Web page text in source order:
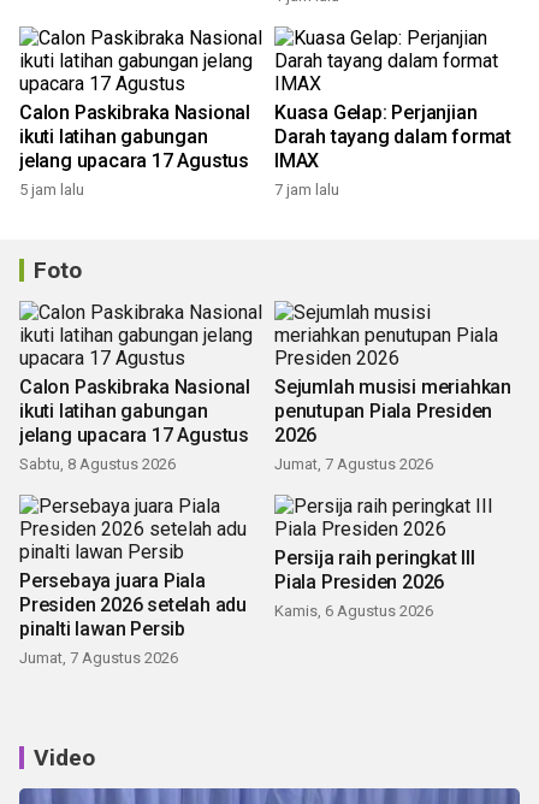
Calon Paskibraka Nasional
ikuti latihan gabungan
jelang upacara 17 Agustus
5 jam lalu
Kuasa Gelap: Perjanjian
Darah tayang dalam format
IMAX
7 jam lalu
Foto
Calon Paskibraka Nasional
ikuti latihan gabungan
jelang upacara 17 Agustus
Sabtu, 8 Agustus 2026
Sejumlah musisi meriahkan
penutupan Piala Presiden
2026
Jumat, 7 Agustus 2026
Persebaya juara Piala
Presiden 2026 setelah adu
pinalti lawan Persib
Jumat, 7 Agustus 2026
Persija raih peringkat III
Piala Presiden 2026
Kamis, 6 Agustus 2026
Video